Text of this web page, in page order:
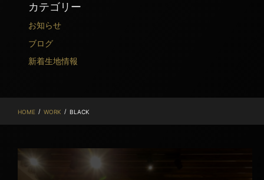
カテゴリー
お知らせ
ブログ
新着生地情報
HOME / WORK / BLACK